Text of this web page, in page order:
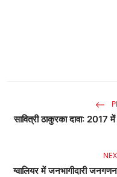
सावित्री ठाकुरका दावा: 2017
ग्वालियर में जनभागीदारी